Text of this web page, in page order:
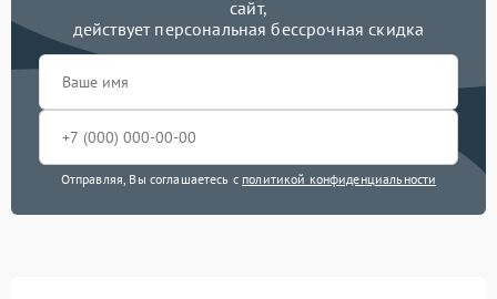
сайт,
действует персональная бессрочная скидка
Отправляя, Вы соглашаетесь с политикой конфиденциальности